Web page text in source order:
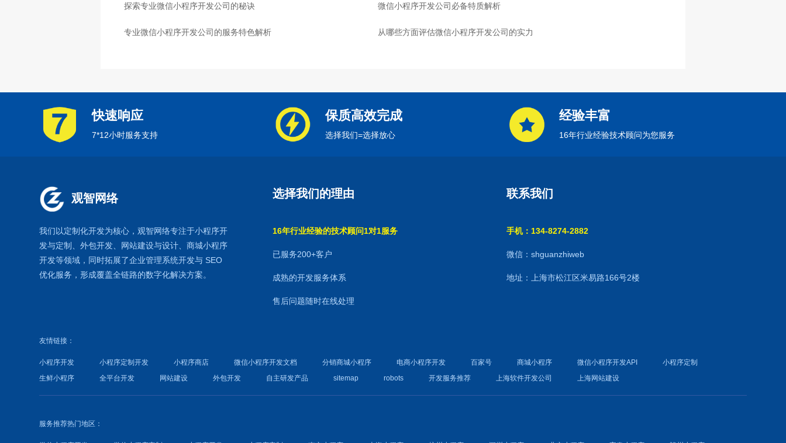
探索专业微信小程序开发公司的秘诀 微信小程序开发公司必备特质解析
专业微信小程序开发公司的服务特色解析 从哪些方面评估微信小程序开发公司的实力
快速响应
7*12小时服务支持
保质高效完成
选择我们=选择放心
经验丰富
16年行业经验技术顾问为您服务
观智网络
我们以定制化开发为核心，观智网络专注于小程序开
发与定制、外包开发、 网站建设与设计、商城小程序
开发等领域，同时拓展了企业管理系统开发与 SEO
优化服务，形成覆盖全链路的数字化解决方案。
选择我们的理由
16年行业经验的技术顾问1对1服务
已服务200+客户
成熟的开发服务体系
售后问题随时在线处理
联系我们
手机：134-8274-2882
微信：shguanzhiweb
地址：上海市松江区米易路166号2楼
友情链接：
小程序开发 小程序定制开发 小程序商店 微信小程序开发文档 分销商城小程序 电商小程序开发 百家号 商城小程序 微信小程序开发API
小程序定制
生鲜小程序
全平台开发 网站建设 外包开发 自主研发产品 sitemap robots 开发服务推荐 上海软件开发公司 上海网站建设
服务推荐热门地区：